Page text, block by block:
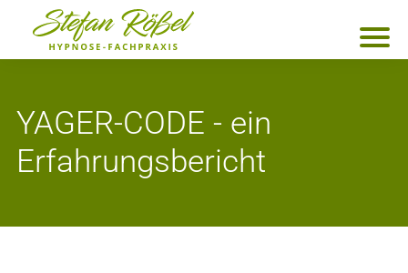
YAGER-CODE - ein
Erfahrungsbericht